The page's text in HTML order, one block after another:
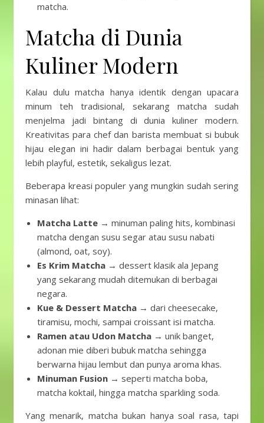
matcha.
Matcha di Dunia
Kuliner Modern
Kalau dulu matcha hanya identik dengan upacara
minum teh tradisional, sekarang matcha sudah
menjelma jadi bintang di dunia kuliner modern.
Kreativitas para chef dan barista membuat si bubuk
hijau elegan ini hadir dalam berbagai bentuk yang
lebih playful, estetik, sekaligus lezat.
Beberapa kreasi populer yang mungkin sudah sering
minasan lihat:
Matcha Latte → minuman paling hits, kombinasi
matcha dengan susu segar atau susu nabati
(almond, oat, soy).
Es Krim Matcha → dessert klasik ala Jepang
yang sekarang mudah ditemukan di berbagai
negara.
Kue & Dessert Matcha → dari cheesecake,
tiramisu, mochi, sampai croissant isi matcha.
Ramen atau Udon Matcha → unik banget,
adonan mie diberi bubuk matcha sehingga
berwarna hijau lembut dan punya aroma khas.
Minuman Fusion → seperti matcha boba,
matcha koktail, hingga matcha sparkling soda.
Yang menarik, matcha bukan hanya soal rasa, tapi